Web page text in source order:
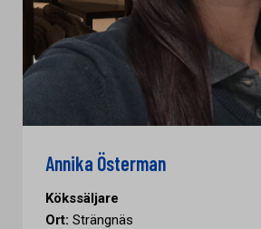
Annika Österman
Kökssäljare
Ort: Strängnäs